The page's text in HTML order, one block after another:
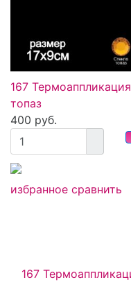
избранное сравнить
167
топаз
400 руб.